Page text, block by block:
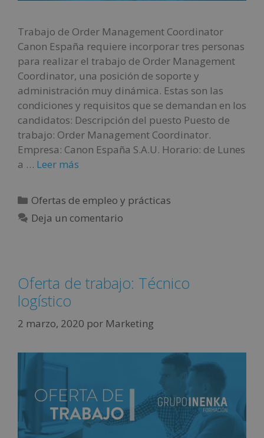
Trabajo de Order Management Coordinator
Canon España requiere incorporar tres personas
para realizar el trabajo de Order Management
Coordinator, una posición de soporte y
administración muy dinámica. Estas son las
condiciones y requisitos que se demandan en los
candidatos: Descripción del puesto Puesto de
trabajo: Order Management Coordinator.
Empresa: Canon España S.A.U. Horario: de Lunes
a … Leer más
Ofertas de empleo y prácticas
Deja un comentario
Oferta de trabajo: Técnico
logístico
2 marzo, 2020 por Marketing